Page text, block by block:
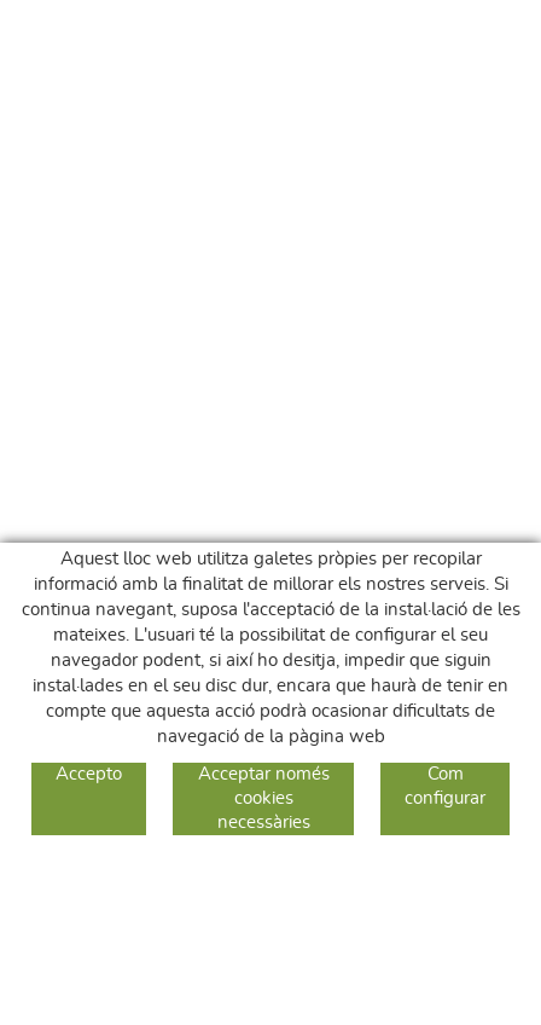
Aquest lloc web utilitza galetes pròpies per recopilar
informació amb la finalitat de millorar els nostres serveis. Si
continua navegant, suposa l'acceptació de la instal·lació de les
mateixes. L'usuari té la possibilitat de configurar el seu
navegador podent, si així ho desitja, impedir que siguin
instal·lades en el seu disc dur, encara que haurà de tenir en
compte que aquesta acció podrà ocasionar dificultats de
navegació de la pàgina web
Accepto
Acceptar només
cookies
necessàries
Com
configurar